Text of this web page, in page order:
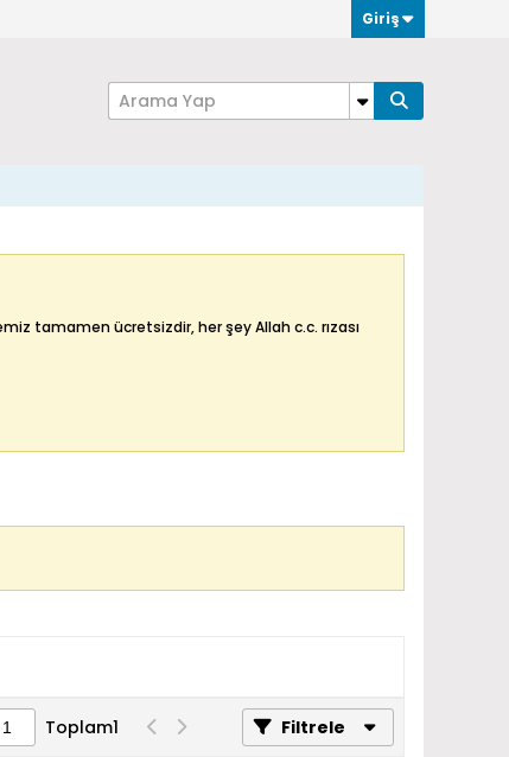
Giriş
tamamen ücretsizdir, her şey Allah c.c. rızası
Toplam1 Filtrele